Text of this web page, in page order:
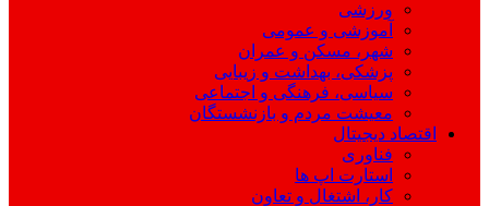
ورزشی
آموزشی و عمومی
شهر، مسکن و عمران
پزشکی، بهداشت و زیبایی
سیاسی، فرهنگی و اجتماعی
معیشت مردم و بازنشستگان
اقتصاد دیجیتال
فناوری
استارت اپ ها
کار، اشتغال و تعاون